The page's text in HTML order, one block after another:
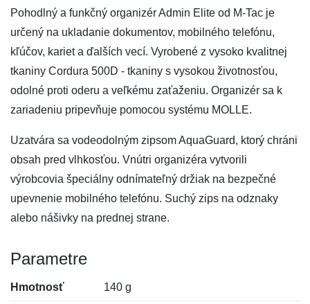
Pohodlný a funkčný organizér Admin Elite od M-Tac je
určený na ukladanie dokumentov, mobilného telefónu,
kľúčov, kariet a ďalších vecí. Vyrobené z vysoko kvalitnej
tkaniny Cordura 500D - tkaniny s vysokou životnosťou,
odolné proti oderu a veľkému zaťaženiu. Organizér sa k
zariadeniu pripevňuje pomocou systému MOLLE.
Uzatvára sa vodeodolným zipsom AquaGuard, ktorý chráni
obsah pred vlhkosťou. Vnútri organizéra vytvorili
výrobcovia špeciálny odnímateľný držiak na bezpečné
upevnenie mobilného telefónu. Suchý zips na odznaky
alebo nášivky na prednej strane.
Parametre
Hmotnosť 140 g